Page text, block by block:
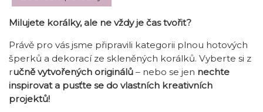
Milujete korálky, ale ne vždy je čas tvořit?
Právě pro vás jsme připravili kategorii plnou hotových
šperků a dekorací ze skleněných korálků. Vyberte si z
ručně vytvořených originálů – nebo se jen nechte
inspirovat a pusťte se do vlastních kreativních
projektů!